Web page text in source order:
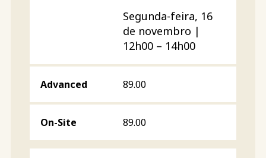
Segunda-feira, 16
de novembro |
12h00 – 14h00
89.00
89.00